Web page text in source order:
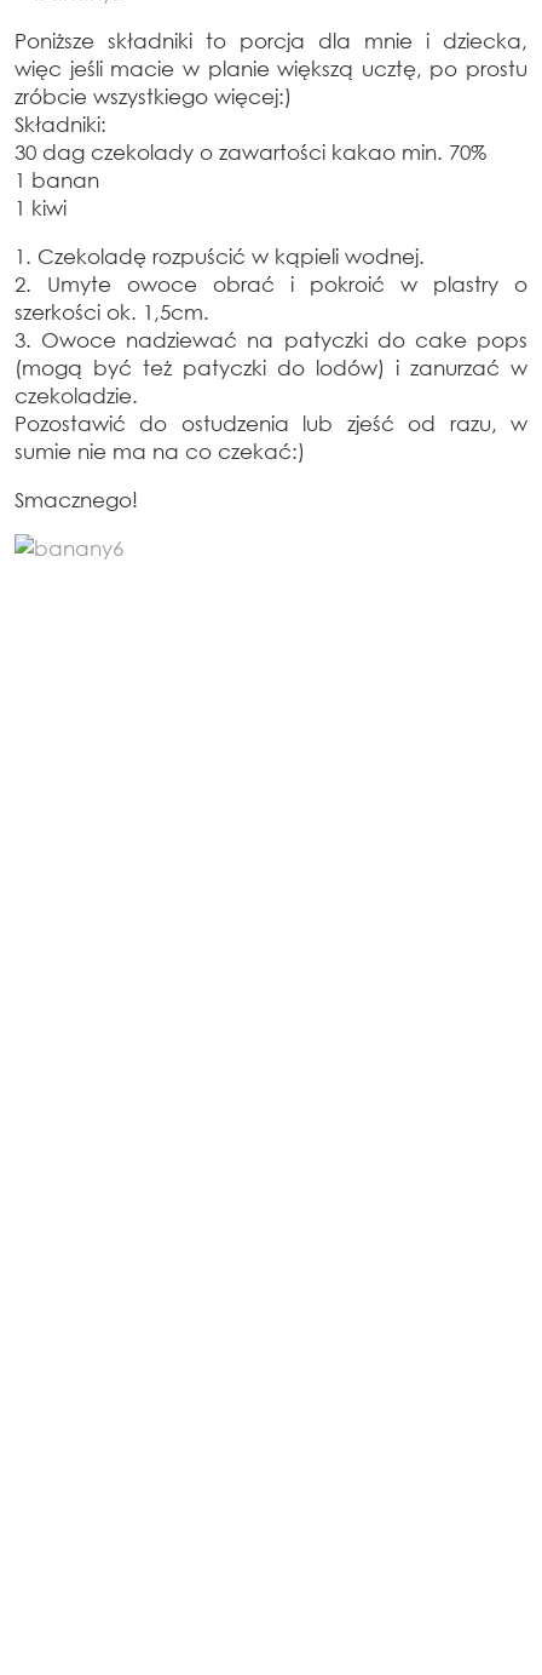
Poniższe składniki to porcja dla mnie i dziecka,
więc jeśli macie w planie większą ucztę, po prostu
zróbcie wszystkiego więcej:)
Składniki:
30 dag czekolady o zawartości kakao min. 70%
1 banan
1 kiwi
1. Czekoladę rozpuścić w kąpieli wodnej.
2. Umyte owoce obrać i pokroić w plastry o
szerkości ok. 1,5cm.
3. Owoce nadziewać na patyczki do cake pops
(mogą być też patyczki do lodów) i zanurzać w
czekoladzie.
Pozostawić do ostudzenia lub zjeść od razu, w
sumie nie ma na co czekać:)
Smacznego!